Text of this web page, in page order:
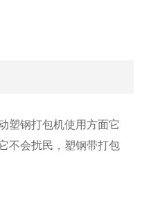
塑钢打包机使用方面它
不会扰民，塑钢带打包